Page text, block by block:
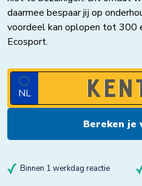
daarmee bespaar jij op
voordeel kan oplopen tot 300
Ecosport.
NL
Binnen 1 werkdag reactie